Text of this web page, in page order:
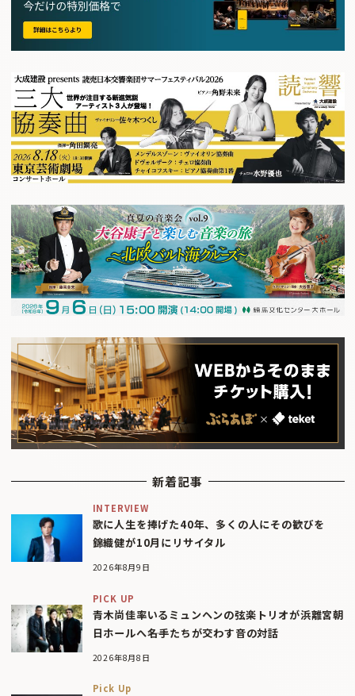
新着記事
INTERVIEW
歌に人生を捧げた40年、多くの人にその歓びを
錦織健が10月にリサイタル
2026年8月9日
PICK UP
青木尚佳率いるミュンヘンの弦楽トリオが浜離宮朝
日ホールへ――名手たちが交わす音の対話
2026年8月8日
Pick Up